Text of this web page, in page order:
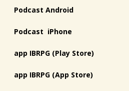
Podcast Android
Podcast iPhone
app IBRPG (Play Store)
app IBRPG (App Store)